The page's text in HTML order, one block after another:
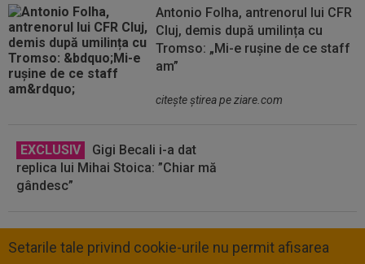
Antonio Folha, antrenorul lui CFR
Cluj, demis după umilința cu
Tromso: „Mi-e rușine de ce staff
am”
citeşte ştirea pe ziare.com
EXCLUSIV
Gigi Becali i-a dat
replica lui Mihai Stoica: ”Chiar mă
gândesc”
Setarile tale privind cookie-urile nu permit afisarea